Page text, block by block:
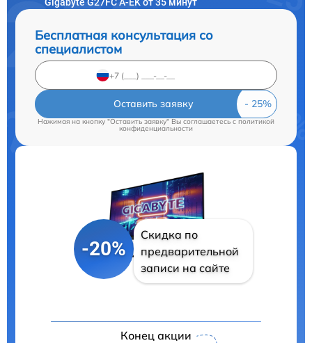
Бесплатная консультация со
специалистом
Оставить заявку
Нажимая на кнопку "Оставить заявку" Вы соглашаетесь cполитикой
конфиденциальности
-20%
Скидка по
предварительной
записи на сайте
Конец акции